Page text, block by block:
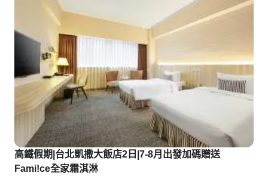
高鐵假期|台北凱撒大飯店2日|7-8月出發加碼贈送
Fami!ce全家霜淇淋